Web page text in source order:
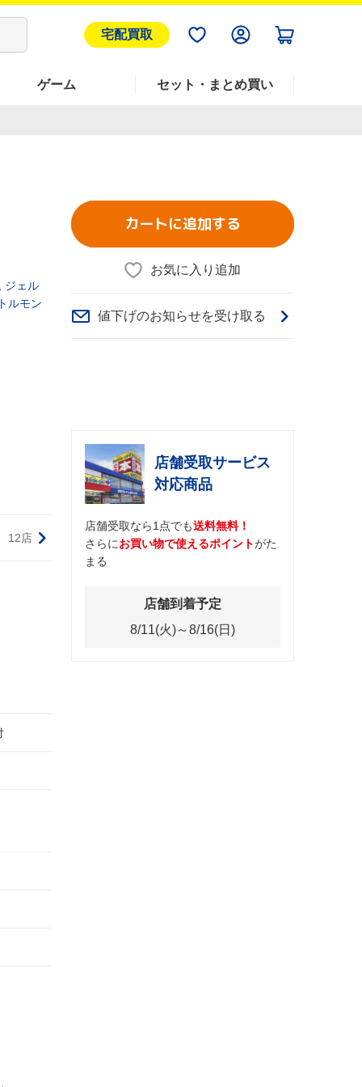
宅配買取
ゲーム セット・まとめ買い
ジェル
ルモン
12店
カートに追加する
お気に入り追加
値下げのお知らせを受け取る
店舗受取サービス
対応商品
店舗受取なら1点でも送料無料！
さらにお買い物で使えるポイントがた
まる
店舗到着予定
8/11(火)～8/16(日)